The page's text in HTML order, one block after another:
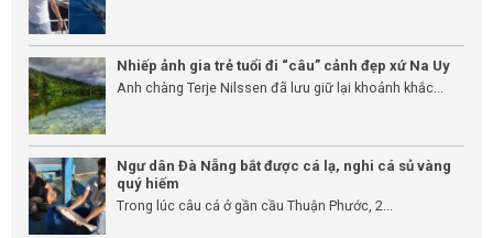
Nhiếp ảnh gia trẻ tuổi đi “câu” cảnh đẹp xứ Na Uy
Anh chàng Terje Nilssen đã lưu giữ lại khoảnh khắc...
Ngư dân Đà Nẵng bắt được cá lạ, nghi cá sủ vàng
quý hiếm
Trong lúc câu cá ở gần cầu Thuận Phước, 2...